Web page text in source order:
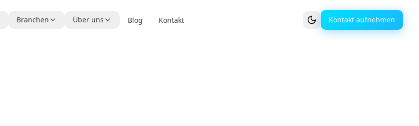
Branchen Über uns Blog Kontakt Kontakt aufnehmen